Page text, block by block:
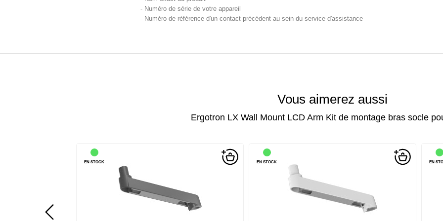
- Numéro de série de votre appareil
- Numéro de référence d'un contact précédent au sein du service d'assistance
Vous aimerez aussi
Ergotron LX Wall Mount LCD Arm Kit de montage bras socle
(arc, 2 pivots) - pour
EN STOCK
Ergotron LX Pro - Composant de montage (bras d'extension
EN STOCK
Ergotron LX Pro - Composant de montage (bras d'extension
EN